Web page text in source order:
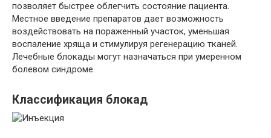
позволяет быстрее облегчить состояние пациента.
Местное введение препаратов дает возможность
воздействовать на пораженный участок, уменьшая
воспаление хряща и стимулируя регенерацию тканей.
Лечебные блокады могут назначаться при умеренном
болевом синдроме.
Классификация блокад